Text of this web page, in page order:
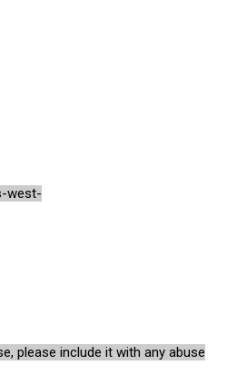
west-
please include it with any abuse